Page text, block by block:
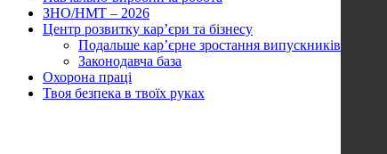
ЗНО/НМТ – 2026
Центр розвитку кар’єри та бізнесу
Подальше кар’єрне зростання випускників
Законодавча база
Охорона праці
Твоя безпека в твоїх руках